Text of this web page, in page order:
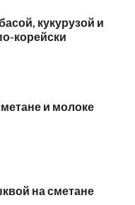
кукурузой и
корейски
и молоке
на сметане